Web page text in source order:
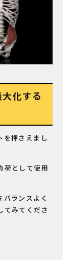
化する
を押さえまし
荷として使用
バランスよく
てみてくださ